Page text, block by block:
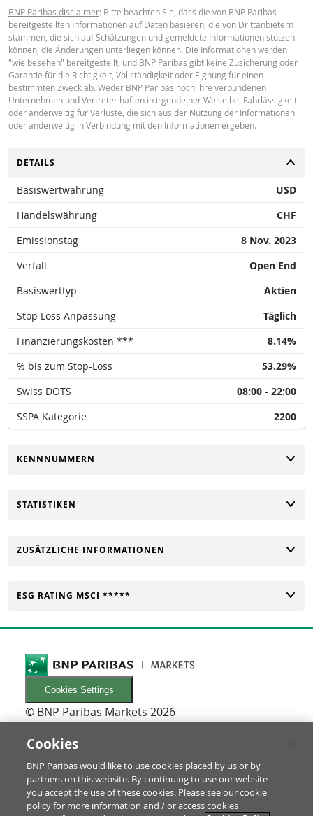
beruhen, die als zuverlässig gelten, kann deren Richtigkeit oder
nicht garantiert werden. BNP Paribas gibt keine Garantie in Bezug auf die
Rechner bereitgestellten Informationen und übernimmt keinerlei Haftung
direkte, indirekte, besondere, zufällige, immaterielle oder Folgeschäden
(einschliesslich entgangenen Gewinns), die in irgendeiner Weise aus der
Verwendung des Rechners durch Sie entstehen oder Ihre Berater oder die
enthaltenen Informationen. Die eingegebenen Wechselkursdaten stammen
BNP Paribas und gelten ausschliesslich zu dem angegebenen Datum. Die
Rechner angezeigten Preise sind Richtwerte und dienen nur zu
Informationszwecken. Preisinformationen sind keine Aufforderung oder ein
beabsichtigten Empfänger bestimmt. Ohne die vorherige ausdrückliche
oder teilweise für irgendeinen Zweck zu reproduzieren, zu verbreiten oder
BNP Paribas disclaimer: Bitte beachten Sie, dass die von BNP Paribas
bereitgestellten Informationen auf Daten basieren, die von Drittanbietern
stammen, die sich auf Schätzungen und gemeldete Informationen stützen
können, die Änderungen unterliegen können. Die Informationen werden
"wie besehen" bereitgestellt, und BNP Paribas gibt keine Zusicherung oder
Garantie für die Richtigkeit, Vollständigkeit oder Eignung für einen
bestimmten Zweck ab. Weder BNP Paribas noch ihre verbundenen
Unternehmen und Vertreter haften in irgendeiner Weise bei Fahrlässigkeit
oder anderweitig für Verluste, die sich aus der Nutzung der Informationen
oder anderweitig in Verbindung mit den Informationen ergeben.
UMSCHALTEN
DETAILS
Basiswertwährung
USD
Handelswährung
CHF
Emissionstag
8 Nov. 2023
Verfall
Open End
Basiswerttyp
Aktien
Stop Loss Anpassung
Täglich
Finanzierungskosten ***
8.14%
% bis zum Stop-Loss
53.29%
Swiss DOTS
08:00 - 22:00
SSPA Kategorie
2200
UMSCHALTEN
KENNNUMMERN
UMSCHALTEN
STATISTIKEN
UMSCHALTEN
ZUSÄTZLICHE INFORMATIONEN
UMSCHALTEN
ESG RATING MSCI *****
Cookies Settings
© BNP Paribas Markets 2026
Newsletters
Glossar
RECHTLICHES
Nutzungsbedingungen/Rechtliche Hinweise
Cookies
BNP Paribas would like to use cookies placed by us or by
partners on this website. By continuing to use our website
you accept the use of these cookies. Please see our cookie
policy for more information and / or access cookies